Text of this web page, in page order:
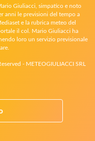
Giuliacci, simpatico e noto
anni le previsioni del tempo a
e la rubrica meteo del
il col. Mario Giuliacci ha
loro un servizio previsionale
- METEOGIULIACCI SRL